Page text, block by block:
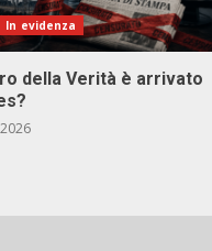
In evidenza
della Verità è arrivato